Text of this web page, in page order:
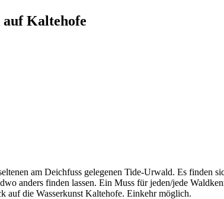
Kaltehofe
am Deichfuss gelegenen Tide-Urwald. Es finden
anders finden lassen. Ein Muss für jeden/jede
auf die Wasserkunst Kaltehofe. Einkehr möglich.